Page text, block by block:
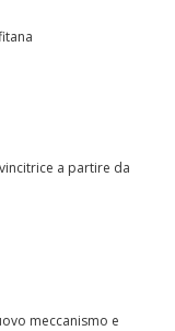
a partire da
meccanismo e